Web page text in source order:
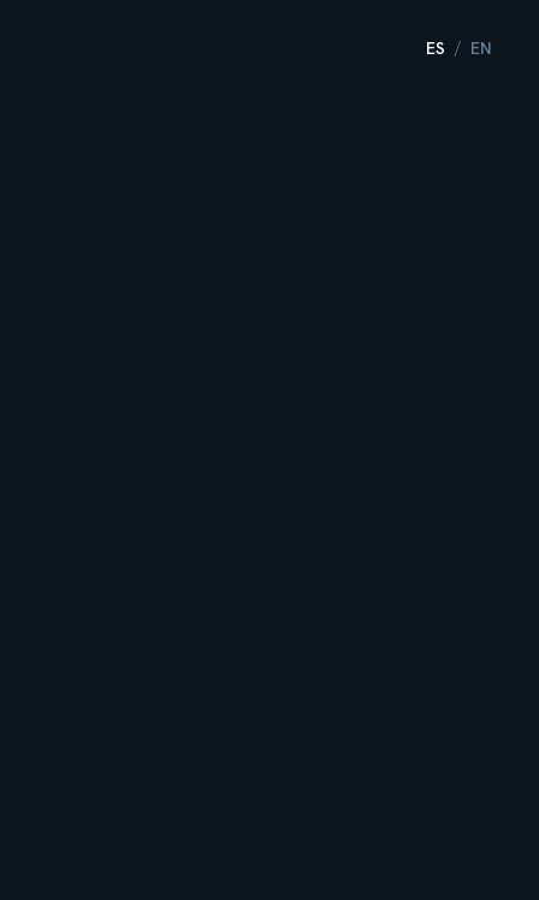
ES / EN